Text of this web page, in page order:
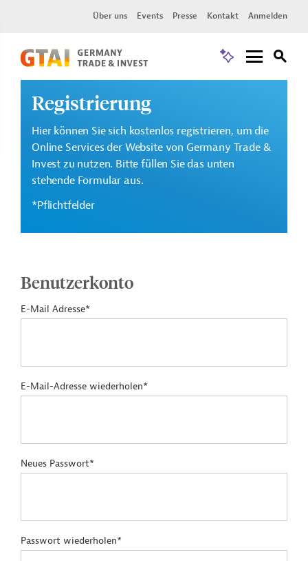
Über uns Events Presse Kontakt Anmelden
Registrierung
Hier können Sie sich kostenlos registrieren, um die
Online Services der Website von Germany Trade &
Invest zu nutzen. Bitte füllen Sie das unten
stehende Formular aus.
*Pflichtfelder
Benutzerkonto
E-Mail Adresse*
E-Mail-Adresse wiederholen*
Neues Passwort*
Passwort wiederholen*